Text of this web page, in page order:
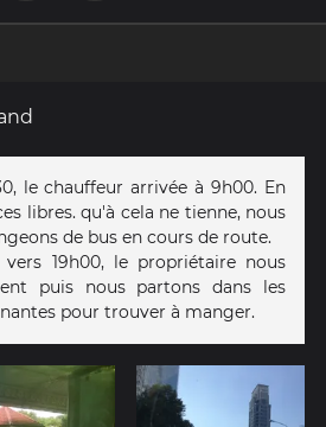
le chauffeur arrivée à 9h00. En
libres. qu'à cela ne tienne, nous
de bus en cours de route.
19h00, le propriétaire nous
puis nous partons dans les
pour trouver à manger.